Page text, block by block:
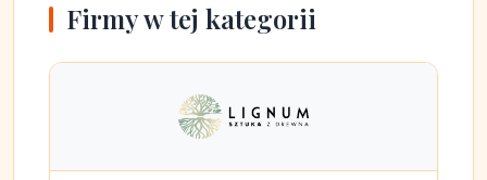
Firmy w tej kategorii